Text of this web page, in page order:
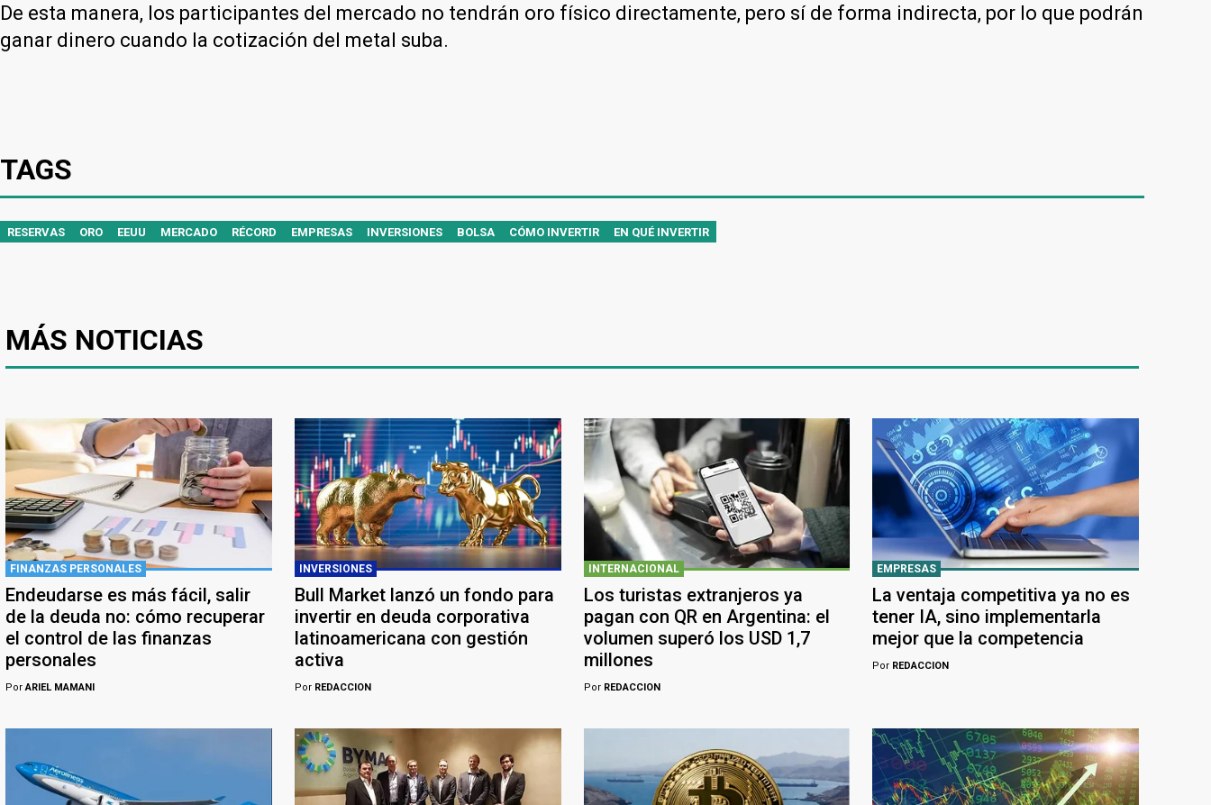
De esta manera, los participantes del mercado no tendrán oro físico directamente, pero sí de forma indirecta, por lo que podrán
ganar dinero cuando la cotización del metal suba.
TAGS
RESERVAS ORO EEUU MERCADO RÉCORD EMPRESAS INVERSIONES BOLSA CÓMO INVERTIR EN QUÉ INVERTIR
MÁS NOTICIAS
FINANZAS PERSONALES
Endeudarse es más fácil, salir
de la deuda no: cómo recuperar
el control de las finanzas
personales
PorARIEL MAMANI
INVERSIONES
Bull Market lanzó un fondo para
invertir en deuda corporativa
latinoamericana con gestión
activa
PorREDACCION
INTERNACIONAL
Los turistas extranjeros ya
pagan con QR en Argentina: el
volumen superó los USD 1,7
millones
PorREDACCION
EMPRESAS
La ventaja competitiva ya no es
tener IA, sino implementarla
mejor que la competencia
Por REDACCION